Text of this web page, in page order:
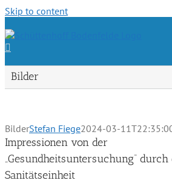
Skip to content
Bilder
BilderStefan Fiege2024-03-
Impressionen von der
„Gesundheitsuntersuchung“ durch
Sanitätseinheit